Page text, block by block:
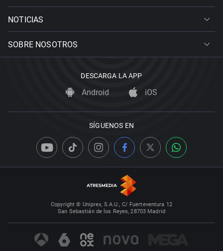
NOTICIAS
SOBRE NOSOTROS
DESCARGA LA APP
Android iOS
SÍGUENOS EN
Copyright © Uniprex, S.A.U., C/ Fuerteventura 12
San Sebastián de los Reyes, 28703 Madrid